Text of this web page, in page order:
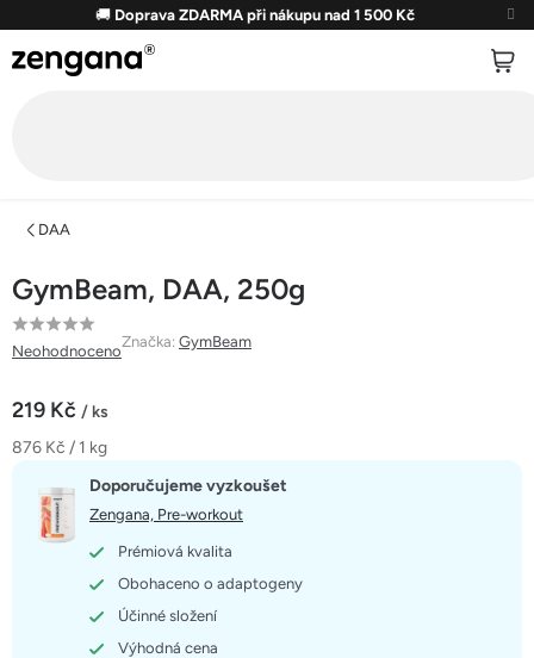
obsah
🚚 Doprava ZDARMA při nákupu nad 1 500 Kč
DAA
GymBeam, DAA, 250g
Průměrné
hodnocení
je
0,0
hvězdiček.
Neohodnoceno
Značka: GymBeam
219 Kč / ks
Měrná
876 Kč / 1 kg
Doporučujeme vyzkoušet
Zengana, Pre-workout
Prémiová kvalita
Obohaceno o adaptogeny
Účinné složení
Výhodná cena